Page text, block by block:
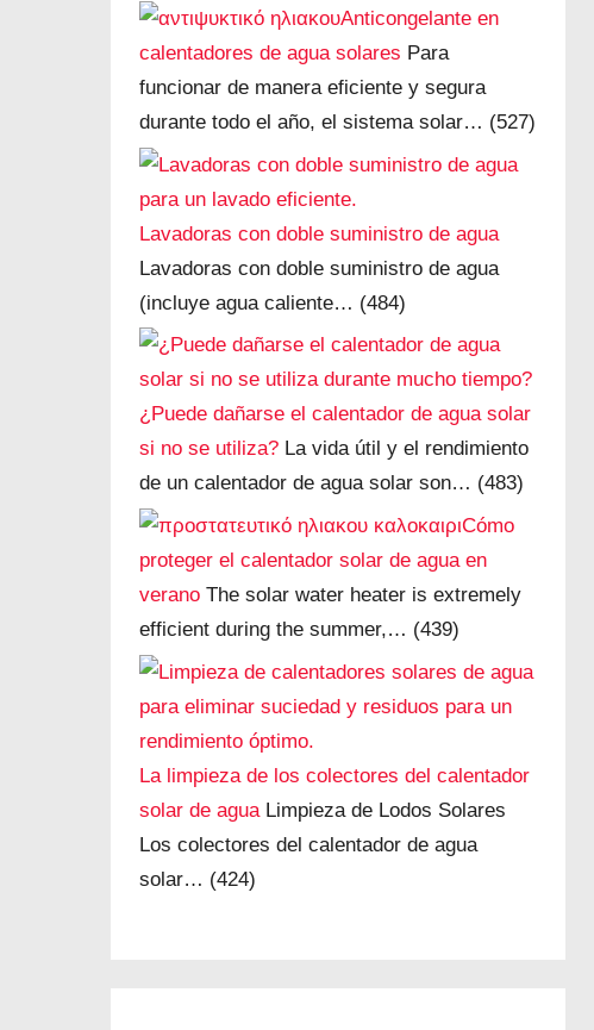
Anticongelante en
calentadores de agua solares Para
funcionar de manera eficiente y segura
durante todo el año, el sistema solar… (527)
Lavadoras con doble suministro de agua
Lavadoras con doble suministro de agua
(incluye agua caliente… (484)
¿Puede dañarse el calentador de agua solar
si no se utiliza? La vida útil y el rendimiento
de un calentador de agua solar son… (483)
Cómo
proteger el calentador solar de agua en
verano The solar water heater is extremely
efficient during the summer,… (439)
La limpieza de los colectores del calentador
solar de aguaLimpieza de Lodos Solares
Los colectores del calentador de agua
solar… (424)